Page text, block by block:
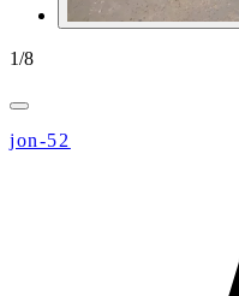
1/8
jon-52